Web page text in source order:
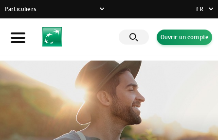
Particuliers
Particuliers
Entreprises
Banque Privée
Engagements RSE
Solutions innovantes
FR
FR
DE
Ouvrir un compte